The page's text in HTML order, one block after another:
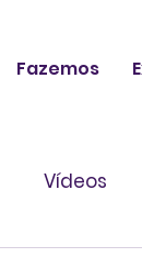
Fazemos
Vídeos